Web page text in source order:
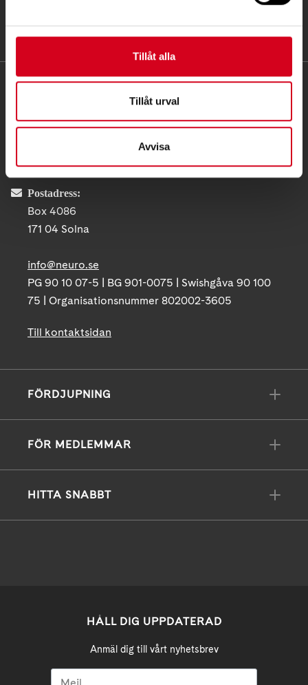
Tillåt alla
Tillåt urval
Avvisa
KONTAKT
Besöksadress:
Postadress:
Box 4086
171 04 Solna
info@neuro.se
PG 90 10 07-5 | BG 901-0075 | Swishgåva 90 100
75 | Organisationsnummer 802002-3605
Till kontaktsidan
FÖRDJUPNING
FÖR MEDLEMMAR
HITTA SNABBT
HÅLL DIG UPPDATERAD
Anmäl dig till vårt nyhetsbrev